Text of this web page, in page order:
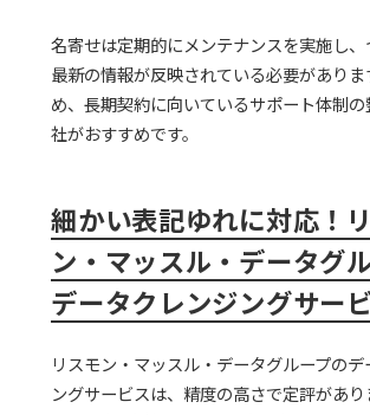
名寄せは定期的にメンテナンスを実施し
最新の情報が反映されている必要がありま
め、長期契約に向いているサポート体制
社がおすすめです。
細かい表記ゆれに対応！
ン・マッスル・データグ
データクレンジングサー
リスモン・マッスル・データグループの
ングサービスは、精度の高さで定評があ